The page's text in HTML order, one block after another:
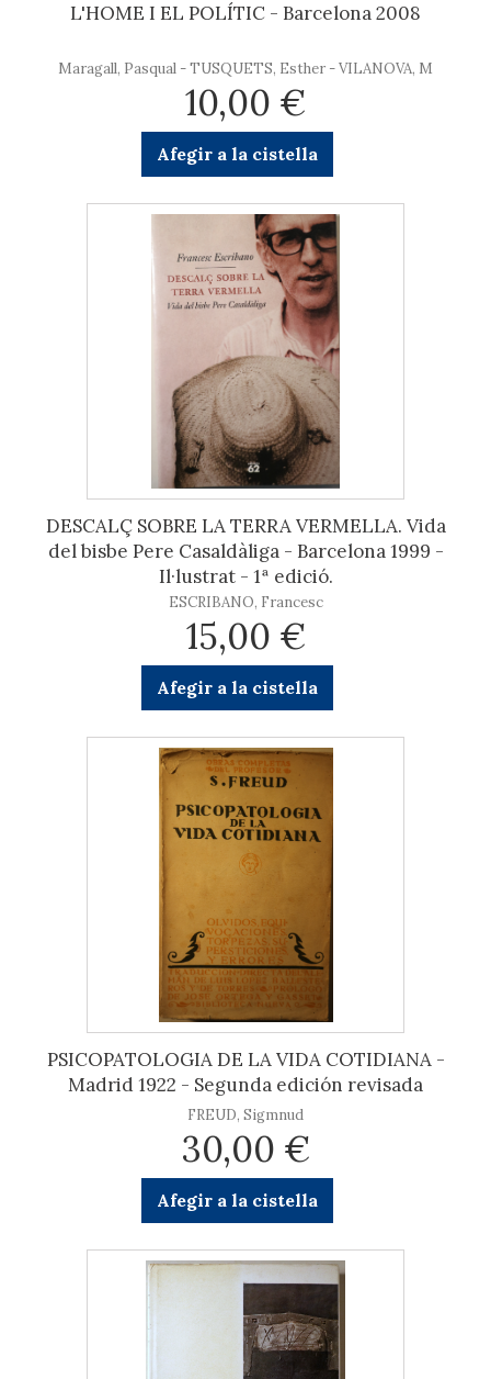
L'HOME I EL POLÍTIC - Barcelona 2008
Maragall, Pasqual - TUSQUETS, Esther - VILANOVA, M
10,00 €
Afegir a la cistella
DESCALÇ SOBRE LA TERRA VERMELLA. Vida
del bisbe Pere Casaldàliga - Barcelona 1999 -
Il·lustrat - 1ª edició.
ESCRIBANO, Francesc
15,00 €
Afegir a la cistella
PSICOPATOLOGIA DE LA VIDA COTIDIANA -
Madrid 1922 - Segunda edición revisada
FREUD, Sigmnud
30,00 €
Afegir a la cistella